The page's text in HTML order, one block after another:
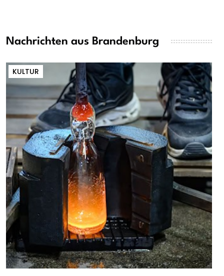
Nachrichten aus Brandenburg
KULTUR